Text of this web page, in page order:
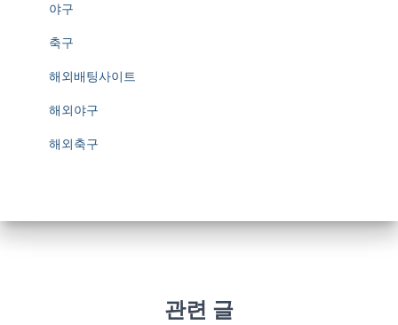
야구
축구
해외배팅사이트
해외야구
해외축구
관련 글